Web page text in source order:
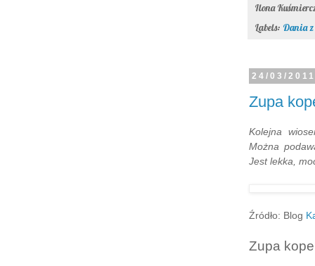
Ilona
Labels: Dania
24/03/
Zupa
Kolejna
Można
Jest lekka,
Źródło: Blog
Zupa